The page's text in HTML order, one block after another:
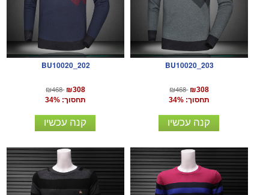
BU10020_202
₪468 ₪308
תחסוך: 34%
קנה עכשיו
BU10020_203
₪468 ₪308
תחסוך: 34%
קנה עכשיו